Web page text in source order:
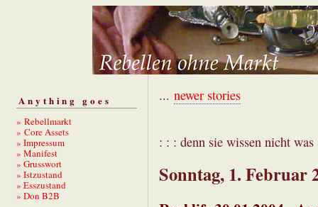
Anything goes
» Rebellmarkt
» Core Assets
» Impressum
» Manifest
» Grusswort
» Istzustand
» Esszustand
» Don B2B
... newer stories
: : : denn sie wissen nicht
Sonntag, 1. Februar